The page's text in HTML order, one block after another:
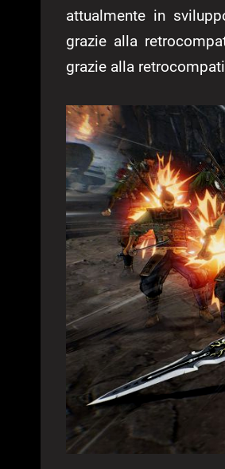
attualmente in
grazie alla
grazie alla